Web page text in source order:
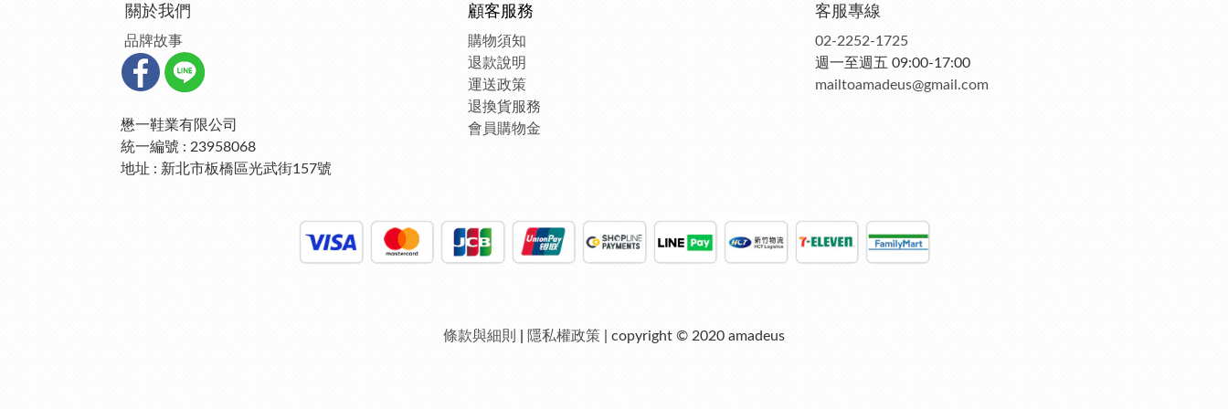
關於我們
品牌故事
懋一鞋業有限公司
統一編號 : 23958068
地址 : 新北市板橋區光武街157號
顧客服務
購物須知
退款說明
運送政策
退換貨服務
會員購物金
客服專線
02-2252-1725
週一至週五 09:00-17:00
mailtoamadeus@gmail.com
條款與細則 隱私權政策 | copyright © 2020 amadeus